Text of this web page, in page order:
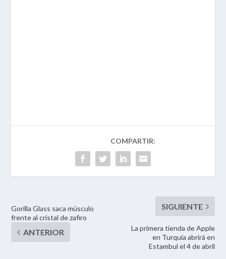
Gorilla Glass saca músculo
frente al cristal de zafiro
La primera tienda de Apple
en Turquía abrirá en
Estambul el 4 de abril